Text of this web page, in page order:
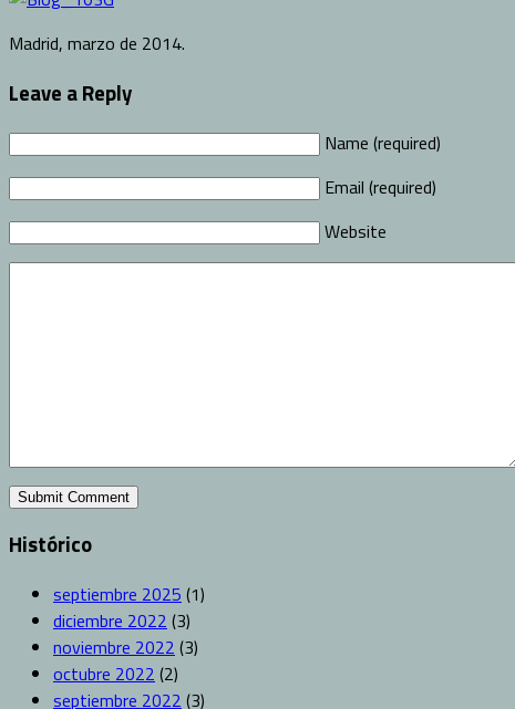
Madrid, marzo de 2014.
Leave a Reply
Name (required)
Email (required)
Website
Histórico
septiembre 2025 (1)
diciembre 2022 (3)
noviembre 2022 (3)
octubre 2022 (2)
septiembre 2022 (3)